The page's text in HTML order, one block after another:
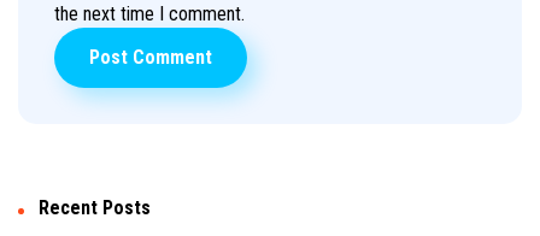
the next time I comment.
Recent Posts